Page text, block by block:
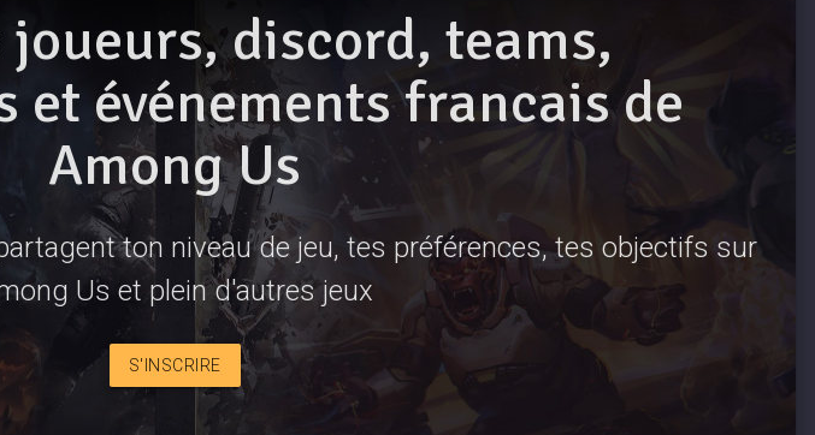
joueurs, discord, teams,
et événements francais de
Among Us
ton niveau de jeu, tes préférences, tes objectifs sur
Us et plein d'autres jeux
S'INSCRIRE